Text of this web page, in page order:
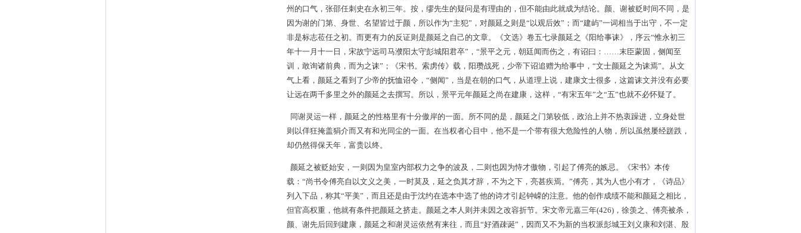
州的口气，张邵任刺史在永初三年。按，缪先生的疑问是有理由的，但不能由此就成为结论。颜、谢被贬时间不同，是
因为谢的门第、身世、名望皆过于颜，所以作为“主犯”，对颜延之则是“以观后效”；而“建屿”一词相当于出守，不一定
非是标志莅任之初。而更有力的反证则是颜延之自己的文章。《文选》卷五七录颜延之《阳给事诔》，序云“惟永初三
年十一月十一日，宋故宁远司马濮阳太守彭城阳君卒”，“景平之元，朝廷闻而伤之，有诏曰：……末臣蒙固，侧闻至
训，敢询诸前典，而为之诔”；《宋书。索虏传》载，阳瓒战死，少帝下诏追赠为给事中，“文士颜延之为诔焉”。从文
气上看，颜延之看到了少帝的抚恤诏令，“侧闻”，当是在朝的口气，从道理上说，建康文士很多，这篇诔文并没有必要
让远在两千多里之外的颜延之去撰写。所以，景平元年颜延之尚在建康，这样，“有宋五年”之“五”也就不必怀疑了。
同谢灵运一样，颜延之的性格里有十分傲岸的一面。所不同的是，颜延之门第较低，政治上并不热衷躁进，立身处世
则以佯狂掩盖狷介而又有和光同尘的一面。在当权者心目中，他不是一个带有很大危险性的人物，所以虽然屡经蹉跌，
却仍然得保天年，富贵以终。
颜延之被贬始安，一则因为皇室内部权力之争的波及，二则也因为恃才傲物，引起了傅亮的嫉忌。《宋书》本传
载：“尚书令傅亮自以文义之美，一时莫及，延之负其才辞，不为之下，亮甚疾焉。”傅亮，其为人也小有才，《诗品》
列入下品，称其“平美”，而且还是由于沈约在选本中选了他的诗才引起钟嵘的注意。他的创作成绩不能和颜延之相比，
但官高权重，他就有条件把颜延之挤走。颜延之本人则并未因之改容折节。宋文帝元嘉三年(426)，徐羡之、傅亮被杀，
颜、谢先后回到建康，颜延之和谢灵运依然有来往，而且“好酒疎诞”，因而又不为新的当权派彭城王刘义康和刘湛、殷